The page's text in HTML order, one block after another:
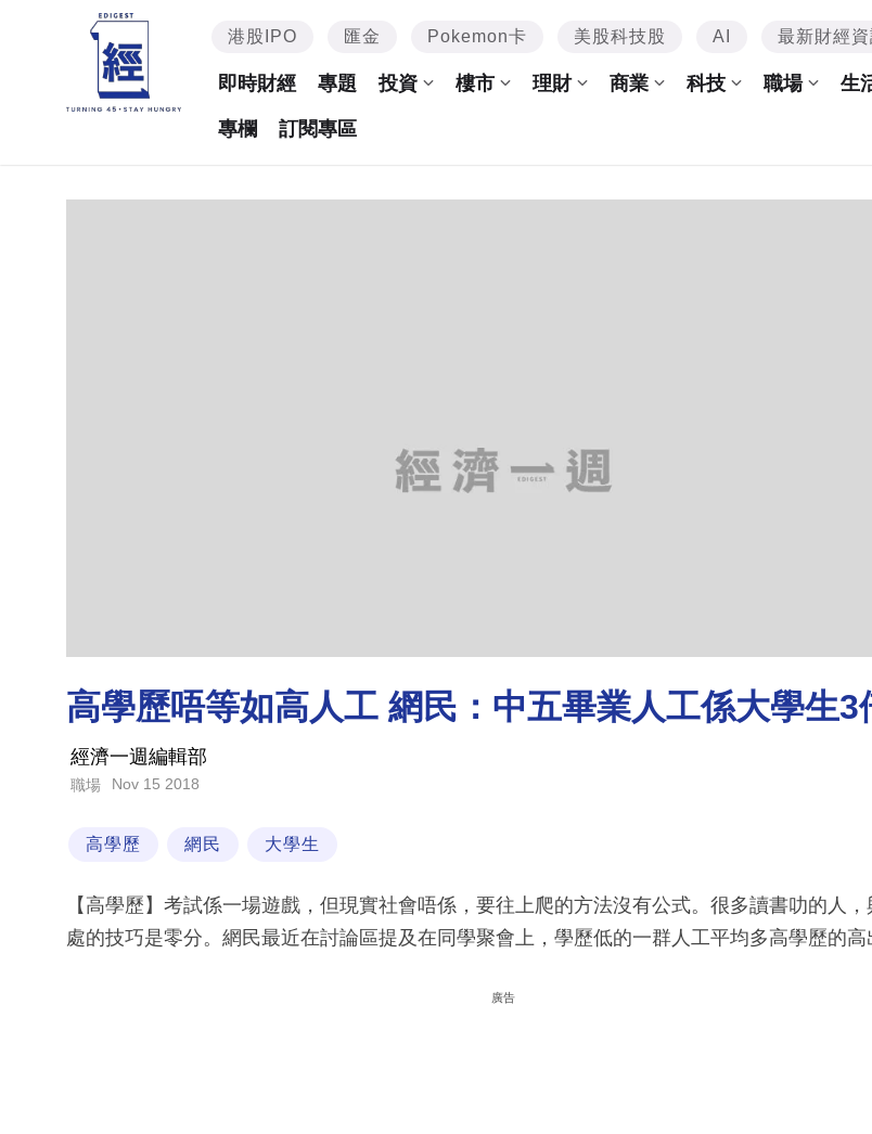
港股IPO 匯金 Pokemon卡 美股科技股 AI 最新財經
即時財經 專題 投資 樓市 理財 商業 科技 職場 生
專欄 訂閱專區
高學歷唔等如高人工 網民：中五畢業人工係大學生3
經濟一週編輯部
職場 Nov 15 2018
高學歷 網民 大學生
【高學歷】考試係一場遊戲，但現實社會唔係，要往上爬的方法沒有公式。很多讀書叻的人，
處的技巧是零分。網民最近在討論區提及在同學聚會上，學歷低的一群人工平均多高學歷的高
廣告